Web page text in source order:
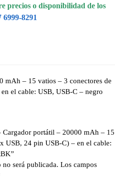
precios o disponibilidad de los
6999-8291
mAh – 15 vatios – 3 conectores de
el cable: USB, USB-C – negro
portátil – 20000 mAh – 15
USB, 24 pin USB-C) – en el cable:
será publicada. Los campos